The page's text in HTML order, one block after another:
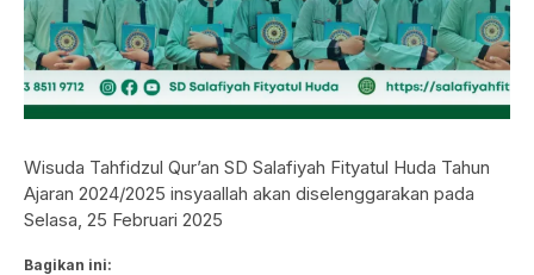
Wisuda Tahfidzul Qur’an SD Salafiyah Fityatul Huda Tahun
Ajaran 2024/2025 insyaallah akan diselenggarakan pada
Selasa, 25 Februari 2025
Bagikan ini: